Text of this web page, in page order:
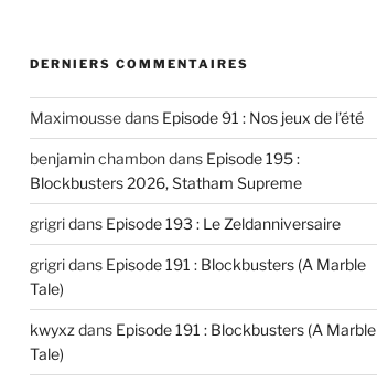
DERNIERS COMMENTAIRES
Maximoussedans Episode 91 : Nos jeux de l’été
benjamin chambondans Episode 195 :
Blockbusters 2026, Statham Supreme
grigridans Episode 193 : Le Zeldanniversaire
grigridans Episode 191 : Blockbusters (A Marble
Tale)
kwyxz dans Episode 191 : Blockbusters (A Marble
Tale)